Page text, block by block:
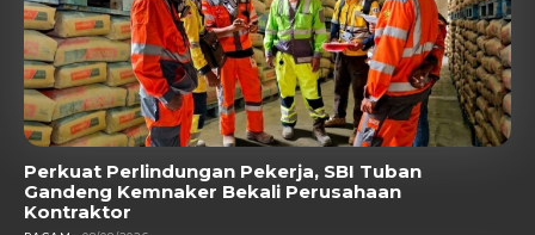
Perkuat Perlindungan Pekerja, SBI Tuban
Gandeng Kemnaker Bekali Perusahaan
Kontraktor